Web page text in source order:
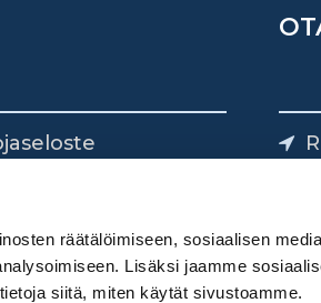
räätälöimiseen, sosiaalisen
Lisäksi jaamme
siitä, miten käytät sivustoamme.